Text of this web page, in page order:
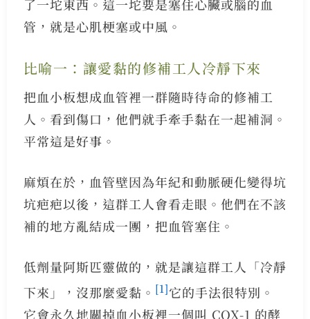
了一坨東西。這一坨要是塞住心臟或腦的血
管，就是心肌梗塞或中風。
比喻一：讓愛黏的修補工人冷靜下來
把血小板想成血管裡一群隨時待命的修補工
人。看到傷口，他們就手牽手黏在一起補洞。
平常這是好事。
麻煩在於，血管壁因為年紀和動脈硬化變得坑
坑疤疤以後，這群工人會看走眼。他們在不該
補的地方亂結成一團，把血管塞住。
低劑量阿斯匹靈做的，就是讓這群工人「冷靜
下來」，沒那麼愛黏。 [1]它的手法很特別。
它會永久地關掉血小板裡一個叫 COX-1 的酵